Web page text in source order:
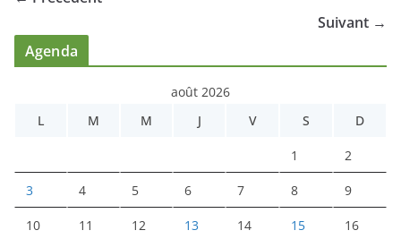
Suivant →
Agenda
août 2026
L
M M J V S D
1 2
3 4 5 6 7 8 9
10 11 12 13 14 15 16